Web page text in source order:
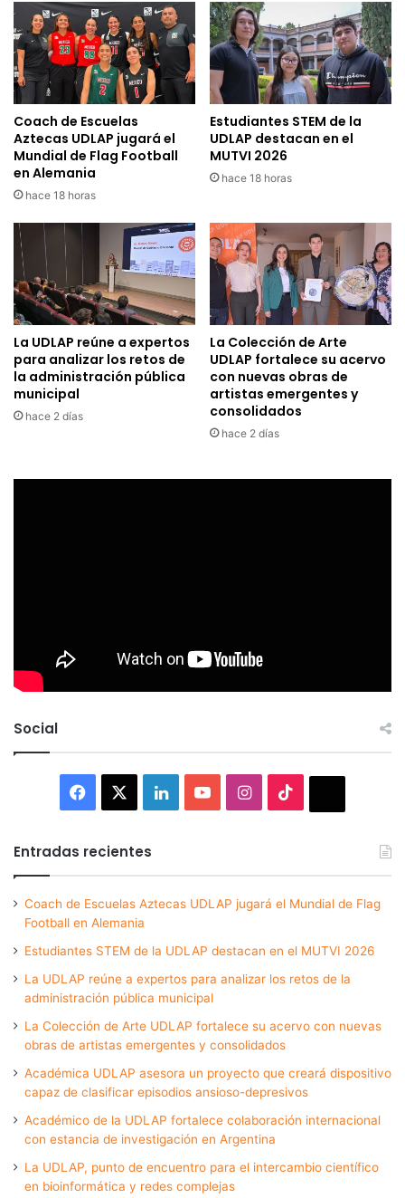
Coach de Escuelas
Aztecas UDLAP jugará el
Mundial de Flag Football
en Alemania
hace 18 horas
Estudiantes STEM de la
UDLAP destacan en el
MUTVI 2026
hace 18 horas
La UDLAP reúne a expertos
para analizar los retos de
la administración pública
municipal
hace 2 días
La Colección de Arte
UDLAP fortalece su acervo
con nuevas obras de
artistas emergentes y
consolidados
hace 2 días
Social
Facebook LinkedInYouTubeInstagram
Entradas recientes
Coach de Escuelas Aztecas UDLAP jugará el Mundial de Flag
Football en Alemania
Estudiantes STEM de la UDLAP destacan en el MUTVI 2026
La UDLAP reúne a expertos para analizar los retos de la
administración pública municipal
La Colección de Arte UDLAP fortalece su acervo con nuevas
obras de artistas emergentes y consolidados
Académica UDLAP asesora un proyecto que creará dispositivo
capaz de clasificar episodios ansioso-depresivos
Académico de la UDLAP fortalece colaboración internacional
con estancia de investigación en Argentina
La UDLAP, punto de encuentro para el intercambio científico
en bioinformática y redes complejas